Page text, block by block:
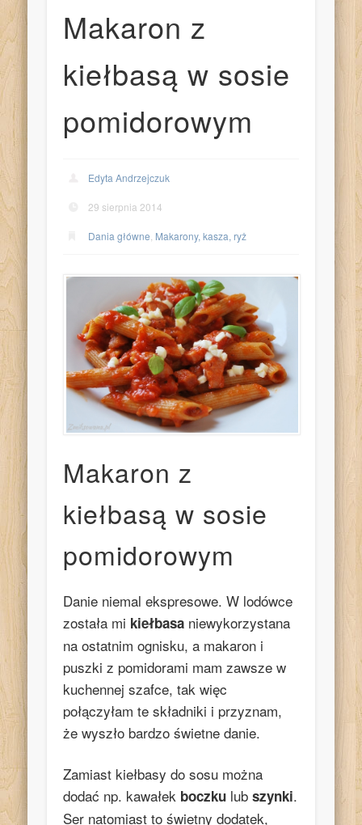
Makaron z
kiełbasą w sosie
pomidorowym
Edyta Andrzejczuk
29 sierpnia 2014
Dania główne Makarony, kasza, ryż
Makaron z
kiełbasą w sosie
pomidorowym
Danie niemal ekspresowe. W lodówce
została mi kiełbasa niewykorzystana
na ostatnim ognisku, a makaron i
puszki z pomidorami mam zawsze w
kuchennej szafce, tak więc
połączyłam te składniki i przyznam,
że wyszło bardzo świetne danie.
Zamiast kiełbasy do sosu można
dodać np. kawałek boczku lubszynki.
Ser natomiast to świetny dodatek,